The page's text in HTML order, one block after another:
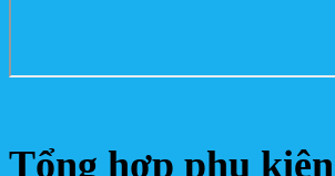
Tổng hợp phụ kiện